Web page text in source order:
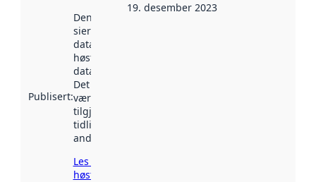
Publisert:
Denne datoen
sier når
datasettet ble
høstet av
data.norge.no.
Det kan ha
vært
tilgjengelig
tidligere
andre steder.
Les mer om
høsting her
19. desember 2023